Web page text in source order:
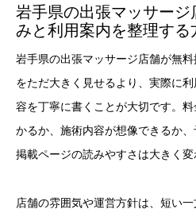
岩手県の出張マッサー
みと利用案内を整理する
岩手県の出張マッサージ店舗が無
をただ大きく見せるより、実際に
容を丁寧に書くことが大切です。
かるか、施術内容が想像できるか、
掲載ページの読みやすさは大きく変
店舗の雰囲気や運営方針は、短い